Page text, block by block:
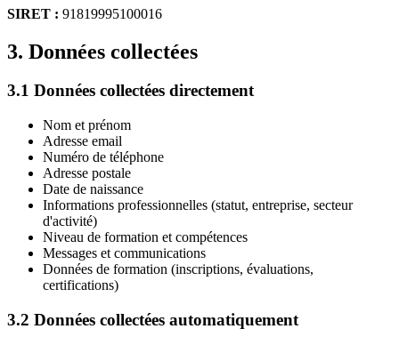
SIRET : 91819995100016
3. Données collectées
3.1 Données collectées directement
Nom et prénom
Adresse email
Numéro de téléphone
Adresse postale
Date de naissance
Informations professionnelles (statut, entreprise, secteur
d'activité)
Niveau de formation et compétences
Messages et communications
Données de formation (inscriptions, évaluations,
certifications)
3.2 Données collectées automatiquement